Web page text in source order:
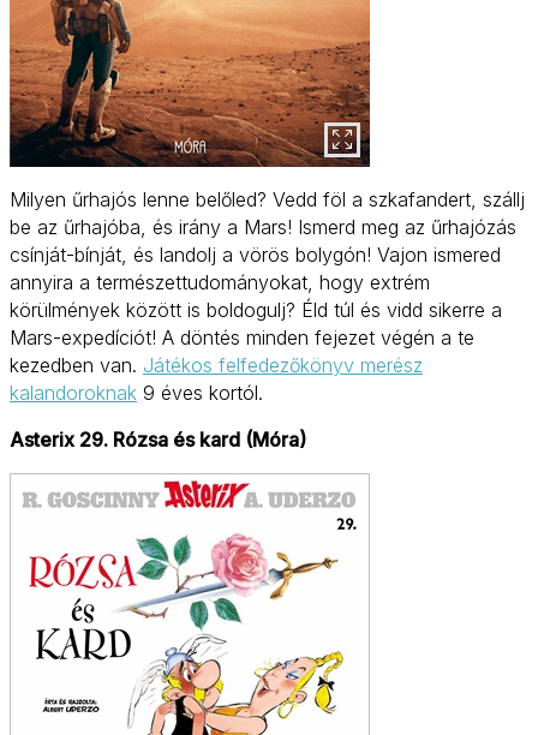
Milyen űrhajós lenne belőled? Vedd föl a szkafandert, szállj
be az űrhajóba, és irány a Mars! Ismerd meg az űrhajózás
csínját-bínját, és landolj a vörös bolygón! Vajon ismered
annyira a természettudományokat, hogy extrém
körülmények között is boldogulj? Éld túl és vidd sikerre a
Mars-expedíciót! A döntés minden fejezet végén a te
kezedben van. Játékos felfedezőkönyv merész
kalandoroknak 9 éves kortól.
Asterix 29. Rózsa és kard (Móra)